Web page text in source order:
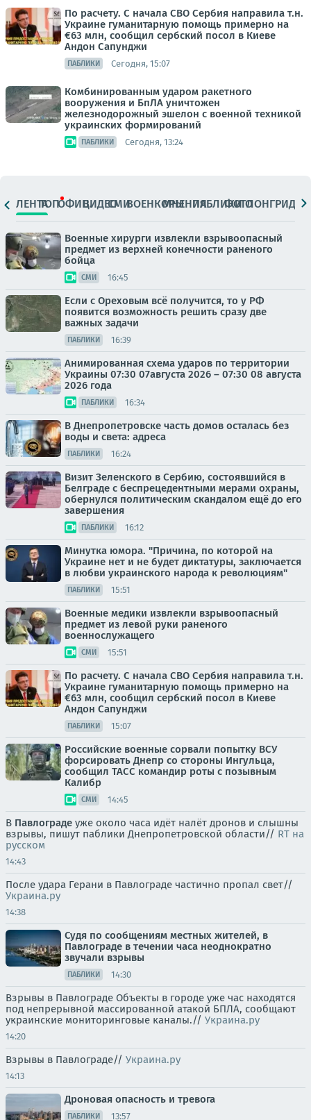
По расчету. С начала СВО Сербия направила т.н.
Украине гуманитарную помощь примерно на
€63 млн, сообщил сербский посол в Киеве
Андон Сапунджи
ПАБЛИКИ Сегодня, 15:07
Комбинированным ударом ракетного
вооружения и БпЛА уничтожен
железнодорожный эшелон с военной техникой
украинских формирований
ПАБЛИКИ Сегодня, 13:24
ЛЕНТАТОПОФИЦ.ВИДЕОСМИВОЕНКОРЫМНЕНИЯПАБЛИКИ
ФОТОЛОНГРИДЫ
Военные хирурги извлекли взрывоопасный
предмет из верхней конечности раненого
бойца
СМИ 16:45
Если с Ореховым всё получится, то у РФ
появится возможность решить сразу две
важных задачи
ПАБЛИКИ 16:39
Анимированная схема ударов по территории
Украины 07:30 07августа 2026 – 07:30 08 августа
2026 года
ПАБЛИКИ 16:34
В Днепропетровске часть домов осталась без
воды и света: адреса
ПАБЛИКИ 16:24
Визит Зеленского в Сербию, состоявшийся в
Белграде с беспрецедентными мерами охраны,
обернулся политическим скандалом ещё до его
завершения
ПАБЛИКИ 16:12
Минутка юмора. "Причина, по которой на
Украине нет и не будет диктатуры, заключается
в любви украинского народа к революциям"
ПАБЛИКИ 15:51
Военные медики извлекли взрывоопасный
предмет из левой руки раненого
военнослужащего
СМИ 15:51
По расчету. С начала СВО Сербия направила т.н.
Украине гуманитарную помощь примерно на
€63 млн, сообщил сербский посол в Киеве
Андон Сапунджи
ПАБЛИКИ 15:07
Российские военные сорвали попытку ВСУ
форсировать Днепр со стороны Ингульца,
сообщил ТАСС командир роты с позывным
Калибр
СМИ 14:45
В Павлограде уже около часа идёт налёт дронов и слышны
взрывы, пишут паблики Днепропетровской области// RT на
русском
14:43
После удара Герани в Павлограде частично пропал свет//
Украина.ру
14:38
Судя по сообщениям местных жителей, в
Павлограде в течении часа неоднократно
звучали взрывы
ПАБЛИКИ 14:30
Взрывы в Павлограде Объекты в городе уже час находятся
под непрерывной массированной атакой БПЛА, сообщают
украинские мониторинговые каналы.// Украина.ру
14:20
Взрывы в Павлограде// Украина.ру
14:13
Дроновая опасность и тревога
ПАБЛИКИ 13:57